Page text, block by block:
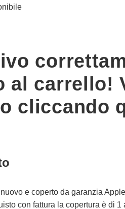
al carrello!
cliccando
nuovo e coperto da garanzia
con fattura la copertura è di 1